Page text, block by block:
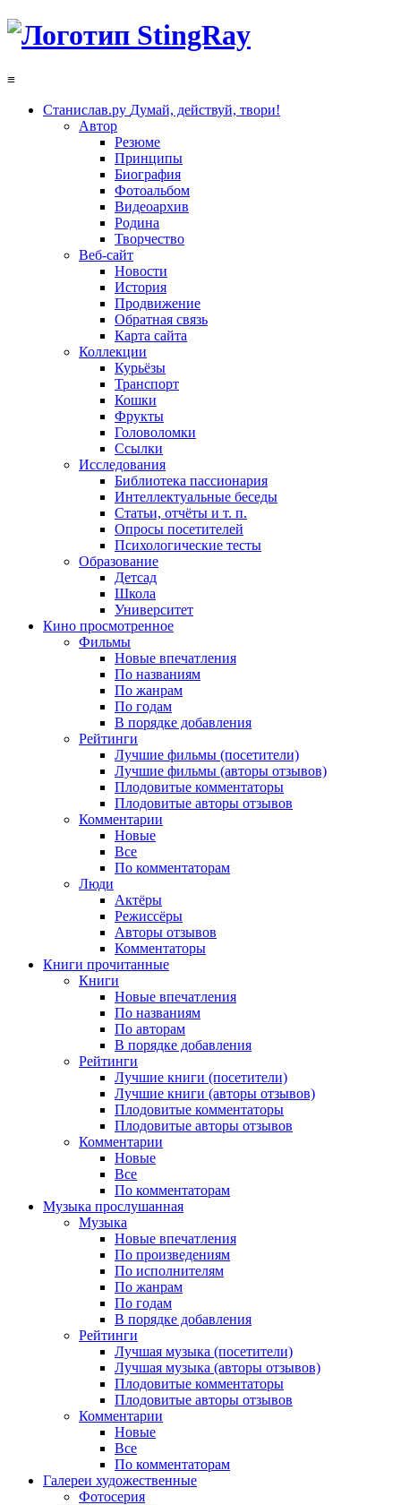
≡
Станислав.ру Думай, действуй, твори!
Автор
Резюме
Принципы
Биография
Фотоальбом
Видеоархив
Родина
Творчество
Веб-сайт
Новости
История
Продвижение
Обратная связь
Карта сайта
Коллекции
Курьёзы
Транспорт
Кошки
Фрукты
Головоломки
Ссылки
Исследования
Библиотека пассионария
Интеллектуальные беседы
Статьи, отчёты и т. п.
Опросы посетителей
Психологические тесты
Образование
Детсад
Школа
Университет
Кино просмотренное
Фильмы
Новые впечатления
По названиям
По жанрам
По годам
В порядке добавления
Рейтинги
Лучшие фильмы (посетители)
Лучшие фильмы (авторы отзывов)
Плодовитые комментаторы
Плодовитые авторы отзывов
Комментарии
Новые
Все
По комментаторам
Люди
Актёры
Режиссёры
Авторы отзывов
Комментаторы
Книги прочитанные
Книги
Новые впечатления
По названиям
По авторам
В порядке добавления
Рейтинги
Лучшие книги (посетители)
Лучшие книги (авторы отзывов)
Плодовитые комментаторы
Плодовитые авторы отзывов
Комментарии
Новые
Все
По комментаторам
Музыка прослушанная
Музыка
Новые впечатления
По произведениям
По исполнителям
По жанрам
По годам
В порядке добавления
Рейтинги
Лучшая музыка (посетители)
Лучшая музыка (авторы отзывов)
Плодовитые комментаторы
Плодовитые авторы отзывов
Комментарии
Новые
Все
По комментаторам
Галереи художественные
Фотосерия